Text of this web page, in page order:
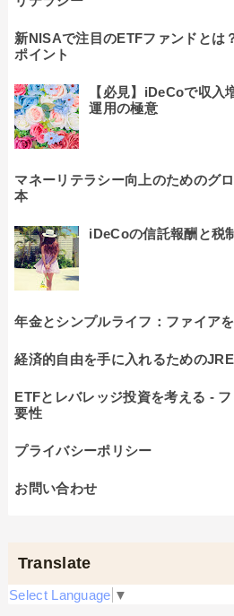
新NISAで注目のETFファンドとは
ポイント
【必見】iDeCoで収入
運用の極意
マネーリテラシー向上のためのグ
本
iDeCoの信託報酬と税
年金とシンプルライフ：ファイア
経済的自由を手に入れるための
ETFとレバレッジ投資を考える -
要性
プライバシーポリシー
お問い合わせ
Translate
Select Language ▼